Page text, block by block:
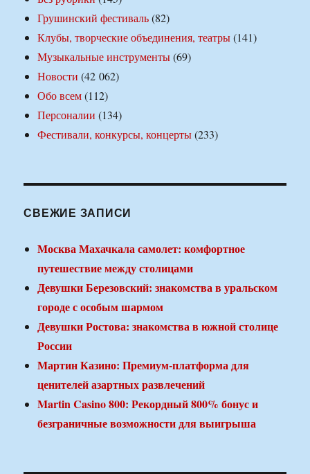
Грушинский фестиваль(82)
Клубы, творческие объединения, театры(141)
Музыкальные инструменты(69)
Новости (42 062)
Обо всем(112)
Персоналии (134)
Фестивали, конкурсы, концерты(233)
СВЕЖИЕ ЗАПИСИ
Москва Махачкала самолет: комфортное
путешествие между столицами
Девушки Березовский: знакомства в уральском
городе с особым шармом
Девушки Ростова: знакомства в южной столице
России
Мартин Казино: Премиум-платформа для
ценителей азартных развлечений
Martin Casino 800: Рекордный 800% бонус и
безграничные возможности для выигрыша